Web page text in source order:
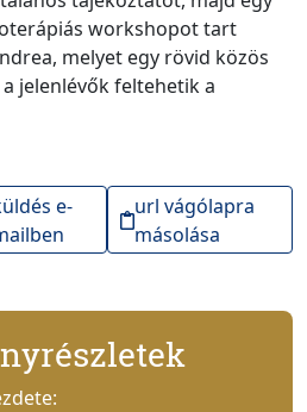
workshopot tart
melyet egy rövid közös
jelenlévők feltehetik a
e-
url vágólapra
másolása